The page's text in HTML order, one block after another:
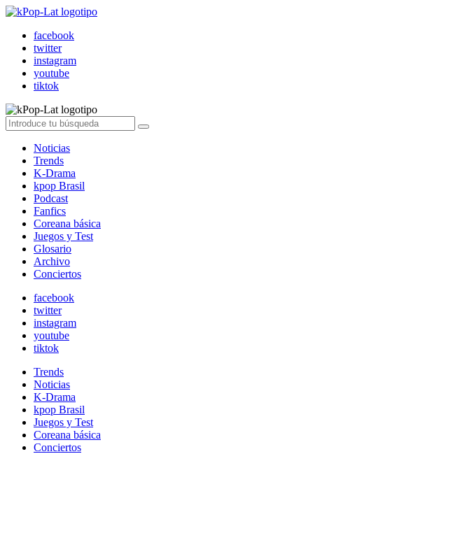
facebook
twitter
instagram
youtube
tiktok
Noticias
Trends
K-Drama
kpop Brasil
Podcast
Fanfics
Coreana básica
Juegos y Test
Glosario
Archivo
Conciertos
facebook
twitter
instagram
youtube
tiktok
Trends
Noticias
K-Drama
kpop Brasil
Juegos y Test
Coreana básica
Conciertos